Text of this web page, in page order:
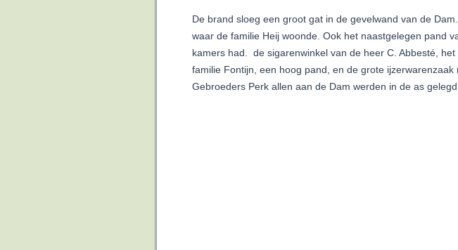
De brand sloeg een groot gat in de gevelwand van de
waar de familie Heij woonde. Ook het naastgelegen pand
kamers had. de sigarenwinkel van de heer C. Abbesté,
familie Fontijn, een hoog pand, en de grote
Gebroeders Perk allen aan de Dam werden in de as gelegd.